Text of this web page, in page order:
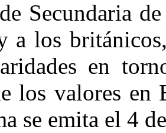
Secundaria
a los
en
los valores en
se emita el 4